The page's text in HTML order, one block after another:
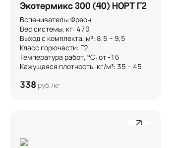
Экотермикс 300 (40) НОРТ Г2
Вспениватель: Фреон
Вес системы, кг: 470
Выход с комплекта, м³: 8,5 – 9,5
Класс горючести: Г2
Температура работ, °C: от -16
Кажущаяся плотность, кг/м³: 35 – 45
338 руб./кг